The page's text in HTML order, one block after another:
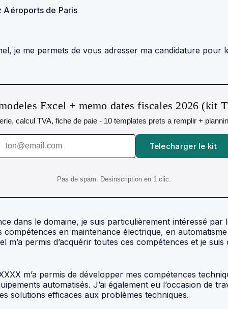
Aéroports de Paris
je me permets de vous adresser ma candidature pour
Excel + memo dates fiscales 2026 (kit
calcul TVA, fiche de paie - 10 templates prets a remplir +
Telecharger le kit
Pas de spam. Desinscription en 1 clic.
dans le domaine, je suis particulièrement intéressé
en maintenance électrique, en
permis d’acquérir toutes ces compétences et je
m’a permis de développer mes compétences
automatisés. J’ai également eu l’occasion de
solutions efficaces aux problèmes techniques.